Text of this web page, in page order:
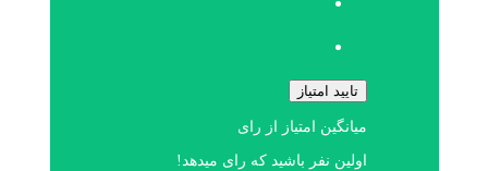
میانگین امتیازازرای
اولین نفر باشید که رای میدهد!